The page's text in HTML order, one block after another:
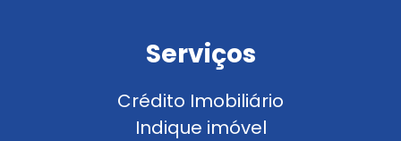
Serviços
Crédito Imobiliário
Indique imóvel